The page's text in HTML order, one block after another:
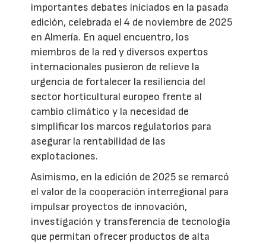
importantes debates iniciados en la pasada
edición, celebrada el 4 de noviembre de 2025
en Almería. En aquel encuentro, los
miembros de la red y diversos expertos
internacionales pusieron de relieve la
urgencia de fortalecer la resiliencia del
sector horticultural europeo frente al
cambio climático y la necesidad de
simplificar los marcos regulatorios para
asegurar la rentabilidad de las
explotaciones.
Asimismo, en la edición de 2025 se remarcó
el valor de la cooperación interregional para
impulsar proyectos de innovación,
investigación y transferencia de tecnología
que permitan ofrecer productos de alta